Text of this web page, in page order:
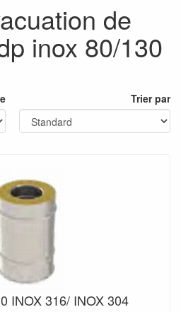
de
inox 80/130
Trier par
INOX 316/ INOX 304